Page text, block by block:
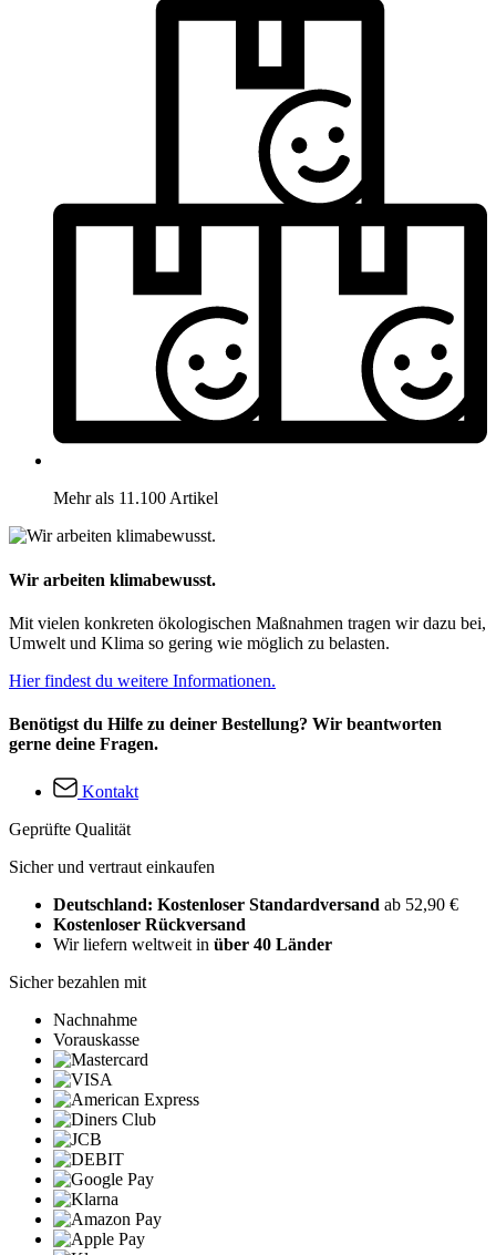
Mehr als 11.100 Artikel
Wir arbeiten klimabewusst.
Mit vielen konkreten ökologischen Maßnahmen tragen wir dazu bei,
Umwelt und Klima so gering wie möglich zu belasten.
Hier findest du weitere Informationen.
Benötigst du Hilfe zu deiner Bestellung? Wir beantworten
gerne deine Fragen.
Kontakt
Geprüfte Qualität
Sicher und vertraut einkaufen
Deutschland: Kostenloser Standardversand ab 52,90 €
Kostenloser Rückversand
Wir liefern weltweit in über 40 Länder
Sicher bezahlen mit
Nachnahme
Vorauskasse